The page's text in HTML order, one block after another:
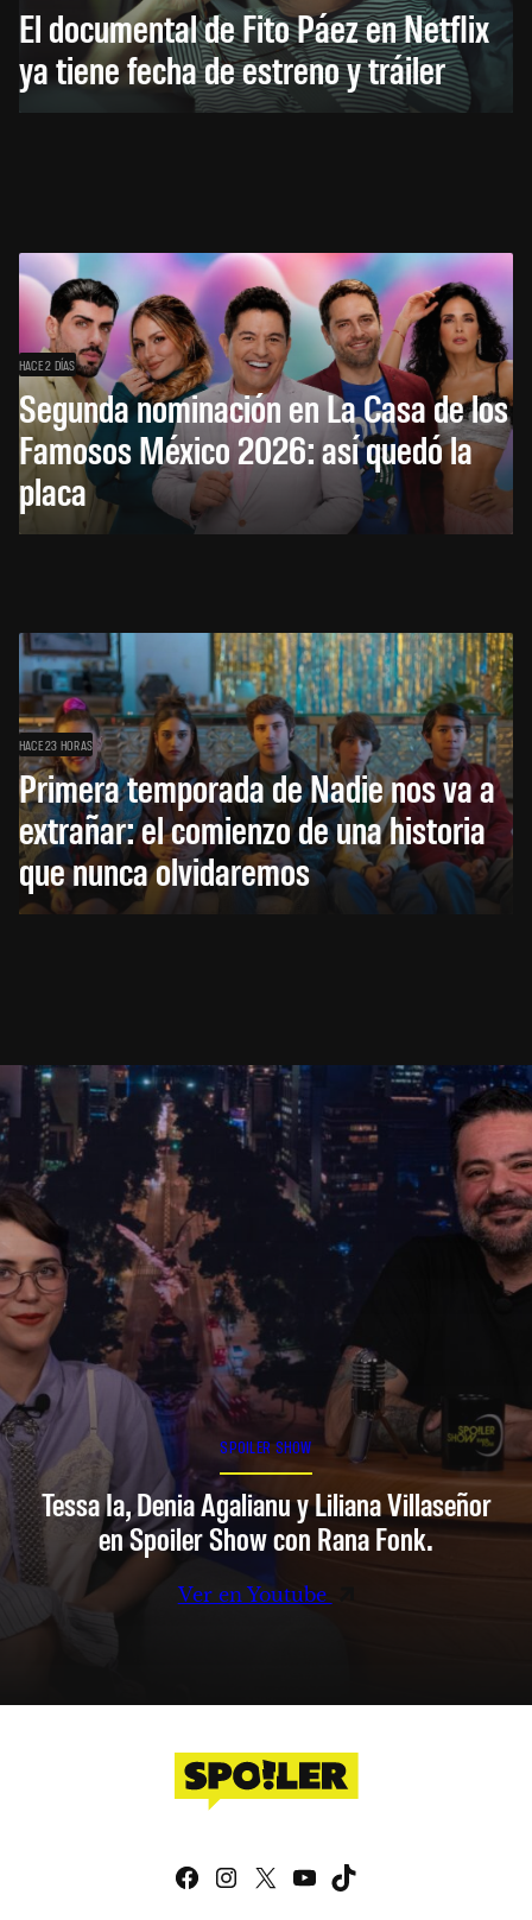
El documental de Fito Páez en Netflix
ya tiene fecha de estreno y tráiler
HACE 2 DÍAS
Segunda nominación en La Casa de los
Famosos México 2026: así quedó la
placa
HACE 23 HORAS
Primera temporada de Nadie nos va a
extrañar: el comienzo de una historia
que nunca olvidaremos
SPOILER SHOW
Tessa Ia, Denia Agalianu y Liliana Villaseñor
en Spoiler Show con Rana Fonk.
Ver en Youtube
Facebook
Instagram
X YouTube